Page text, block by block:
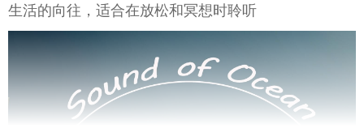
生活的向往，适合在放松和冥想时聆听‌‌